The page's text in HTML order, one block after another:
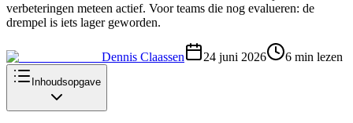
verbeteringen meteen actief. Voor teams die nog evalueren: de
drempel is iets lager geworden.
Dennis Claassen 24 juni 2026 6 min lezen
Inhoudsopgave